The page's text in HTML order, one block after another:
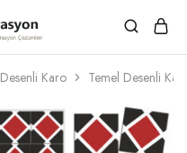
Desenli Karo Temel Desenli